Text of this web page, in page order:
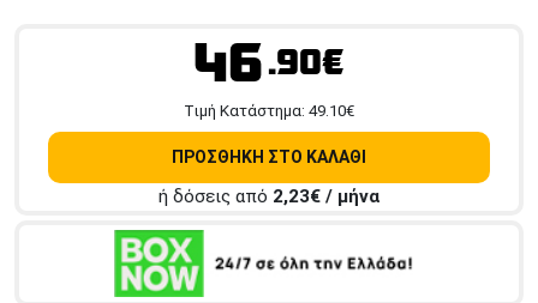
46.90€
Tιμή Κατάστημα: 49.10€
ΠΡΟΣΘΗΚΗ ΣΤΟ ΚΑΛΑΘΙ
ή δόσεις από 2,23€ / μήνα